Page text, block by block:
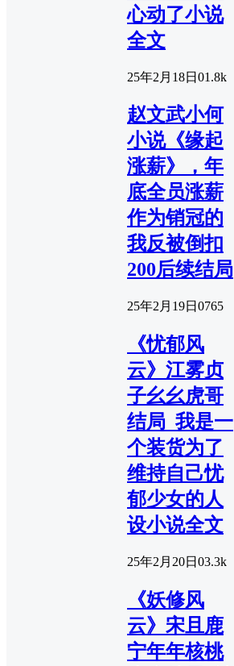
心动了小说
全文
25年2月18日 01.8k
赵文武小何
小说《缘起
涨薪》，年
底全员涨薪
作为销冠的
我反被倒扣
200后续结局
25年2月19日 0765
《忧郁风
云》江雾贞
子幺幺虎哥
结局_我是一
个装货为了
维持自己忧
郁少女的人
设小说全文
25年2月20日 03.3k
《妖修风
云》宋且鹿
宁年年核桃